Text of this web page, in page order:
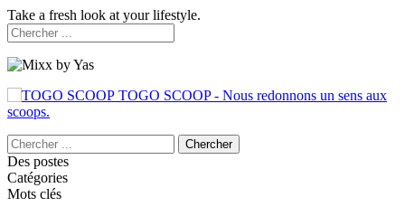
Take a fresh look at your lifestyle.
TOGO SCOOP - Nous redonnons un sens aux
scoops.
Des postes
Catégories
Mots clés